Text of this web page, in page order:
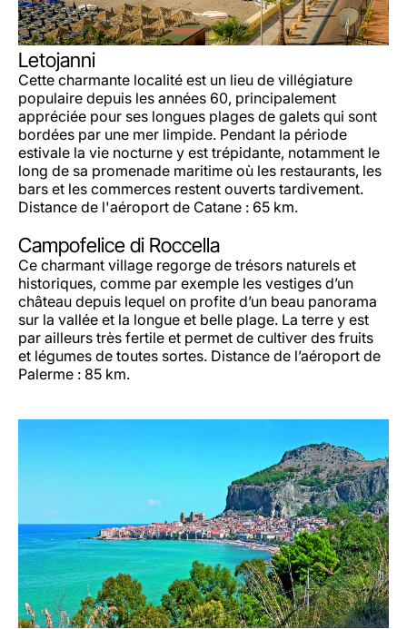
Letojanni
Cette charmante localité est un lieu de villégiature
populaire depuis les années 60, principalement
appréciée pour ses longues plages de galets qui sont
bordées par une mer limpide. Pendant la période
estivale la vie nocturne y est trépidante, notamment le
long de sa promenade maritime où les restaurants, les
bars et les commerces restent ouverts tardivement.
Distance de l'aéroport de Catane : 65 km.
Campofelice di Roccella
Ce charmant village regorge de trésors naturels et
historiques, comme par exemple les vestiges d’un
château depuis lequel on profite d’un beau panorama
sur la vallée et la longue et belle plage. La terre y est
par ailleurs très fertile et permet de cultiver des fruits
et légumes de toutes sortes. Distance de l’aéroport de
Palerme : 85 km.